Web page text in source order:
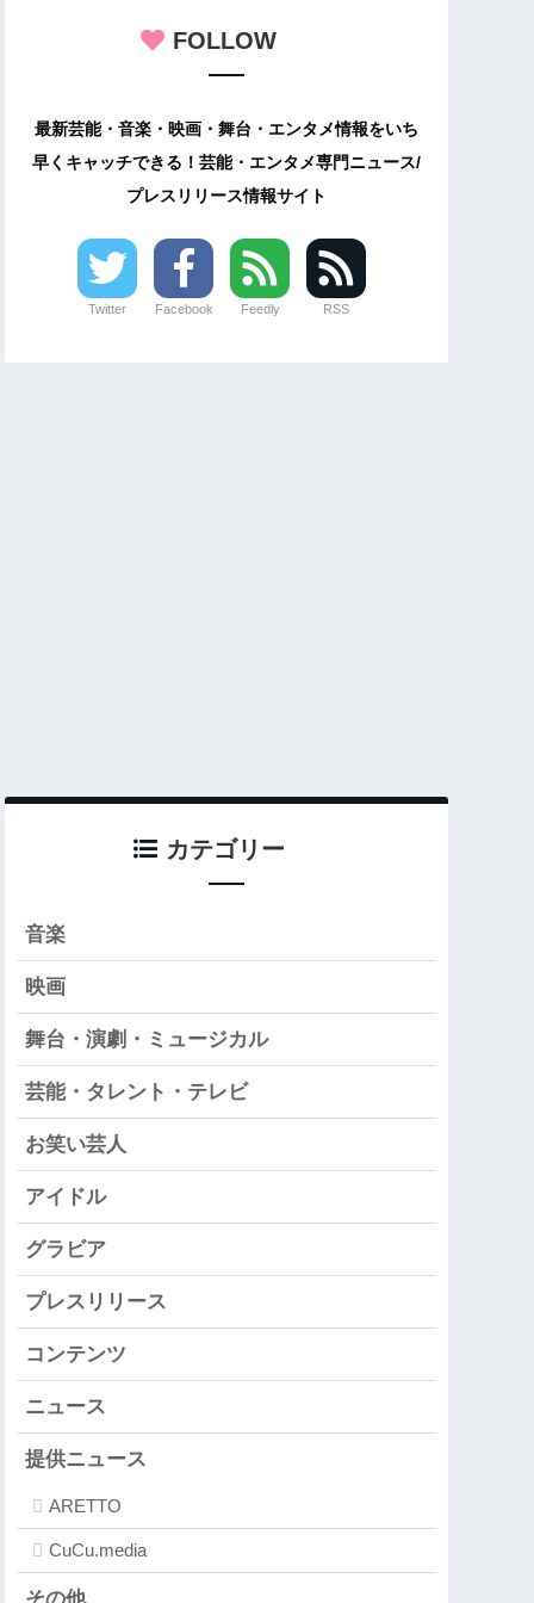
FOLLOW
最新芸能・音楽・映画・舞台・エンタメ情報をいち
早くキャッチできる！芸能・エンタメ専門ニュース/
プレスリリース情報サイト
Twitter Facebook Feedly RSS
カテゴリー
音楽
映画
舞台・演劇・ミュージカル
芸能・タレント・テレビ
お笑い芸人
アイドル
グラビア
プレスリリース
コンテンツ
ニュース
提供ニュース
ARETTO
CuCu.media
その他